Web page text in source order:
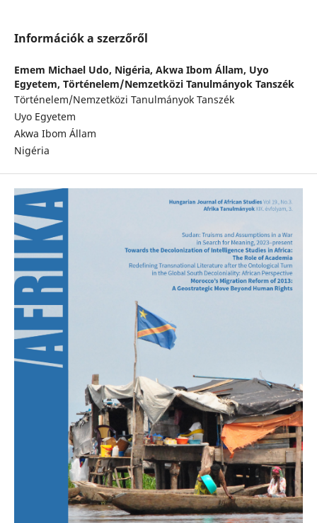
Információk a szerzőről
Emem Michael Udo, Nigéria, Akwa Ibom Állam, Uyo
Egyetem, Történelem/Nemzetközi Tanulmányok Tanszék
Történelem/Nemzetközi Tanulmányok Tanszék
Uyo Egyetem
Akwa Ibom Állam
Nigéria